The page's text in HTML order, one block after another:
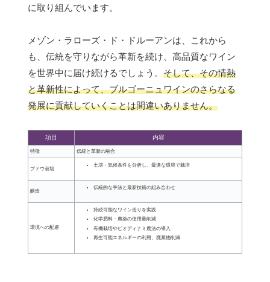
に取り組んでいます。
メゾン・ラローズ・ド・ドルーアンは、これから
も、伝統を守りながら革新を続け、高品質なワイン
を世界中に届け続けるでしょう。 そして、その情熱
と革新性によって、ブルゴーニュワインのさらなる
発展に貢献していくことは間違いありません。
項目 内容
特徴 伝統と革新の融合
ブドウ栽培
土壌・気候条件を分析し、最適な環境で栽培
醸造
伝統的な手法と最新技術の組み合わせ
環境への配慮
持続可能なワイン造りを実践
化学肥料・農薬の使用量削減
有機栽培やビオディナミ農法の導入
再生可能エネルギーの利用、廃棄物削減